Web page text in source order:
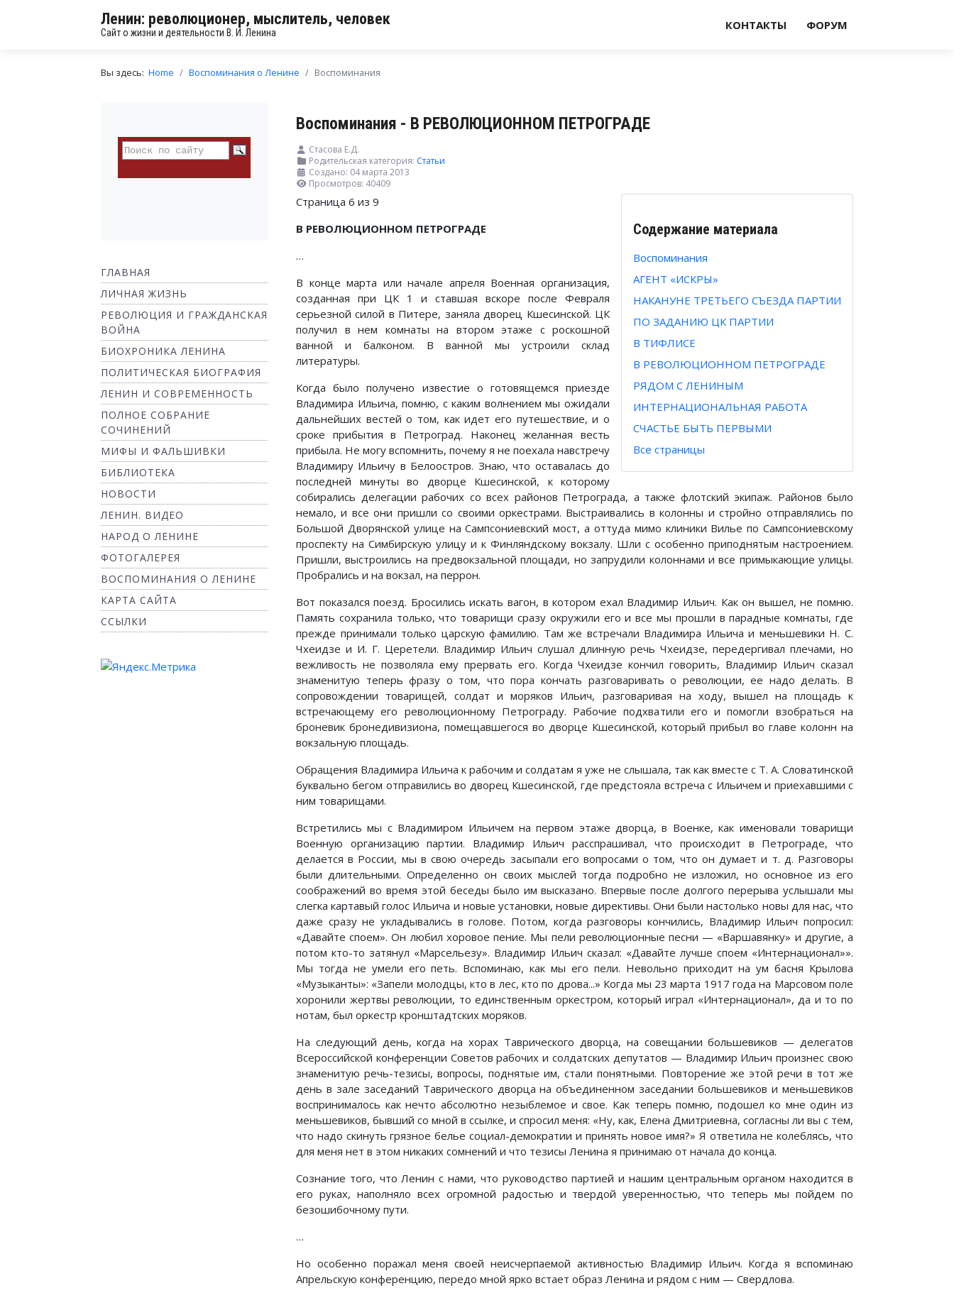
Ленин: революционер, мыслитель, человек
Сайт о жизни и деятельности В. И. Ленина
КОНТАКТЫ ФОРУМ
Вы здесь: Home Воспоминания о Ленине Воспоминания
ГЛАВНАЯ
ЛИЧНАЯ ЖИЗНЬ
РЕВОЛЮЦИЯ И ГРАЖДАНСКАЯ
ВОЙНА
БИОХРОНИКА ЛЕНИНА
ПОЛИТИЧЕСКАЯ БИОГРАФИЯ
ЛЕНИН И СОВРЕМЕННОСТЬ
ПОЛНОЕ СОБРАНИЕ
СОЧИНЕНИЙ
МИФЫ И ФАЛЬШИВКИ
БИБЛИОТЕКА
НОВОСТИ
ЛЕНИН. ВИДЕО
НАРОД О ЛЕНИНЕ
ФОТОГАЛЕРЕЯ
ВОСПОМИНАНИЯ О ЛЕНИНЕ
КАРТА САЙТА
ССЫЛКИ
Воспоминания - В РЕВОЛЮЦИОННОМ ПЕТРОГРАДЕ
Стасова Е.Д.
Родительская категория: Статьи
Создано: 04 марта 2013
Просмотров: 40409
Содержание материала
Воспоминания
АГЕНТ «ИСКРЫ»
НАКАНУНЕ ТРЕТЬЕГО СЪЕЗДА ПАРТИИ
ПО ЗАДАНИЮ ЦК ПАРТИИ
В ТИФЛИСЕ
В РЕВОЛЮЦИОННОМ ПЕТРОГРАДЕ
РЯДОМ С ЛЕНИНЫМ
ИНТЕРНАЦИОНАЛЬНАЯ РАБОТА
СЧАСТЬЕ БЫТЬ ПЕРВЫМИ
Все страницы
Страница 6 из 9
В РЕВОЛЮЦИОННОМ ПЕТРОГРАДЕ
…
В конце марта или начале апреля Военная организация,
созданная при ЦК 1 и ставшая вскоре после Февраля
серьезной силой в Питере, заняла дворец Кшесинской. ЦК
получил в нем комнаты на втором этаже с роскошной
ванной и балконом. В ванной мы устроили склад
литературы.
Когда было получено известие о готовящемся приезде
Владимира Ильича, помню, с каким волнением мы ожидали
дальнейших вестей о том, как идет его путешествие, и о
сроке прибытия в Петроград. Наконец желанная весть
прибыла. Не могу вспомнить, почему я не поехала навстречу
Владимиру Ильичу в Белоостров. Знаю, что оставалась до
последней минуты во дворце Кшесинской, к которому
собирались делегации рабочих со всех районов Петрограда, а также флотский экипаж. Районов было
немало, и все они пришли со своими оркестрами. Выстраивались в колонны и стройно отправлялись по
Большой Дворянской улице на Сампсониевский мост, а оттуда мимо клиники Вилье по Сампсониевскому
проспекту на Симбирскую улицу и к Финляндскому вокзалу. Шли с особенно приподнятым настроением.
Пришли, выстроились на предвокзальной площади, но запрудили колоннами и все примыкающие улицы.
Пробрались и на вокзал, на перрон.
Вот показался поезд. Бросились искать вагон, в котором ехал Владимир Ильич. Как он вышел, не помню.
Память сохранила только, что товарищи сразу окружили его и все мы прошли в парадные комнаты, где
прежде принимали только царскую фамилию. Там же встречали Владимира Ильича и меньшевики Н. С.
Чхеидзе и И. Г. Церетели. Владимир Ильич слушал длинную речь Чхеидзе, передергивал плечами, но
вежливость не позволяла ему прервать его. Когда Чхеидзе кончил говорить, Владимир Ильич сказал
знаменитую теперь фразу о том, что пора кончать разговаривать о революции, ее надо делать. В
сопровождении товарищей, солдат и моряков Ильич, разговаривая на ходу, вышел на площадь к
встречающему его революционному Петрограду. Рабочие подхватили его и помогли взобраться на
броневик бронедивизиона, помещавшегося во дворце Кшесинской, который прибыл во главе колонн на
вокзальную площадь.
Обращения Владимира Ильича к рабочим и солдатам я уже не слышала, так как вместе с Т. А. Словатинской
буквально бегом отправились во дворец Кшесинской, где предстояла встреча с Ильичем и приехавшими с
ним товарищами.
Встретились мы с Владимиром Ильичем на первом этаже дворца, в Военке, как именовали товарищи
Военную организацию партии. Владимир Ильич расспрашивал, что происходит в Петрограде, что
делается в России, мы в свою очередь засыпали его вопросами о том, что он думает и т. д. Разговоры
были длительными. Определенно он своих мыслей тогда подробно не изложил, но основное из его
соображений во время этой беседы было им высказано. Впервые после долгого перерыва услышали мы
слегка картавый голос Ильича и новые установки, новые директивы. Они были настолько новы для нас, что
даже сразу не укладывались в голове. Потом, когда разговоры кончились, Владимир Ильич попросил:
«Давайте споем». Он любил хоровое пение. Мы пели революционные песни — «Варшавянку» и другие, а
потом кто-то затянул «Марсельезу». Владимир Ильич сказал: «Давайте лучше споем «Интернационал»».
Мы тогда не умели его петь. Вспоминаю, как мы его пели. Невольно приходит на ум басня Крылова
«Музыканты»: «Запели молодцы, кто в лес, кто по дрова...» Когда мы 23 марта 1917 года на Марсовом поле
хоронили жертвы революции, то единственным оркестром, который играл «Интернационал», да и то по
нотам, был оркестр кронштадтских моряков.
На следующий день, когда на хорах Таврического дворца, на совещании большевиков — делегатов
Всероссийской конференции Советов рабочих и солдатских депутатов — Владимир Ильич произнес свою
знаменитую речь-тезисы, вопросы, поднятые им, стали понятными. Повторение же этой речи в тот же
день в зале заседаний Таврического дворца на объединенном заседании большевиков и меньшевиков
воспринималось как нечто абсолютно незыблемое и свое. Как теперь помню, подошел ко мне один из
меньшевиков, бывший со мной в ссылке, и спросил меня: «Ну, как, Елена Дмитриевна, согласны ли вы с тем,
что надо скинуть грязное белье социал-демократии и принять новое имя?» Я ответила не колеблясь, что
для меня нет в этом никаких сомнений и что тезисы Ленина я принимаю от начала до конца.
Сознание того, что Ленин с нами, что руководство партией и нашим центральным органом находится в
его руках, наполняло всех огромной радостью и твердой уверенностью, что теперь мы пойдем по
безошибочному пути.
…
Но особенно поражал меня своей неисчерпаемой активностью Владимир Ильич. Когда я вспоминаю
Апрельскую конференцию, передо мной ярко встает образ Ленина и рядом с ним — Свердлова.